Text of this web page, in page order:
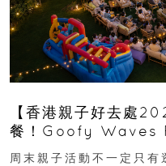
【香港親子好去處
餐！Goofy Waves
外影院逢週末登場
周末親子活動不一定只